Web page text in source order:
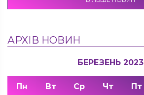
АРХІВ НОВИН
БЕРЕЗЕНЬ 2023
Пн Вт Ср Чт Пт